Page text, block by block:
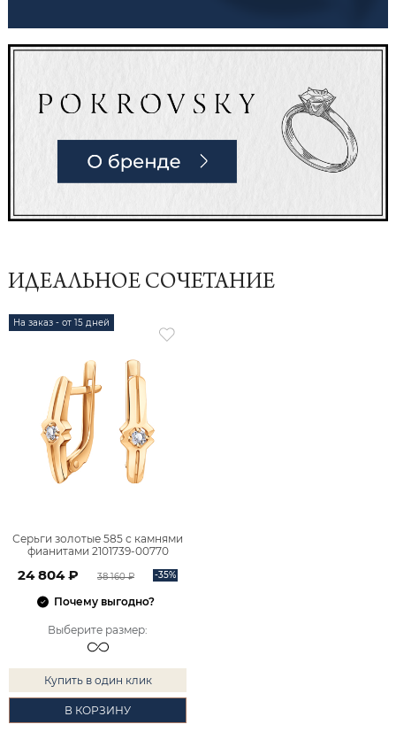
ИДЕАЛЬНОЕ СОЧЕТАНИЕ
На заказ - от 15 дней
Серьги золотые 585 с камнями
фианитами 2101739-00770
24 804 ₽ 38 160 ₽ -35%
Почему выгодно?
Выберите размер:
Купить в один клик
В КОРЗИНУ